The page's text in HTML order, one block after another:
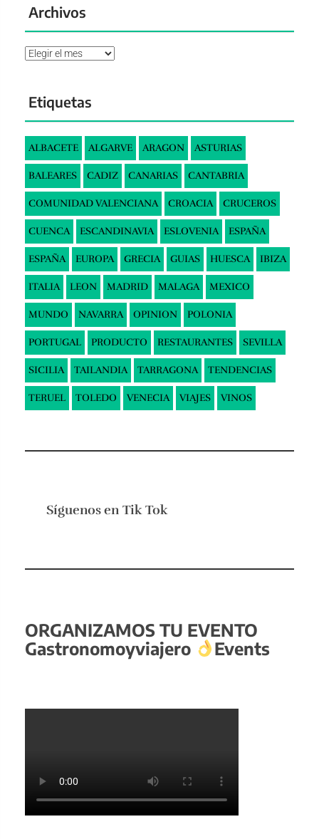
Archivos
Archivos
Etiquetas
ALBACETE ALGARVE ARAGON ASTURIAS
BALEARES CADIZ CANARIAS CANTABRIA
COMUNIDAD VALENCIANA CROACIA CRUCEROS
CUENCA ESCANDINAVIA ESLOVENIA ESPAÑA
ESPAÑA EUROPA GRECIA GUIAS HUESCA IBIZA
ITALIA LEON MADRID MALAGA MEXICO
MUNDO NAVARRA OPINION POLONIA
PORTUGAL PRODUCTO RESTAURANTES SEVILLA
SICILIA TAILANDIA TARRAGONA TENDENCIAS
TERUEL TOLEDO VENECIA VIAJES VINOS
Síguenos en Tik Tok
ORGANIZAMOS TU EVENTO
Gastronomoyviajero
Events